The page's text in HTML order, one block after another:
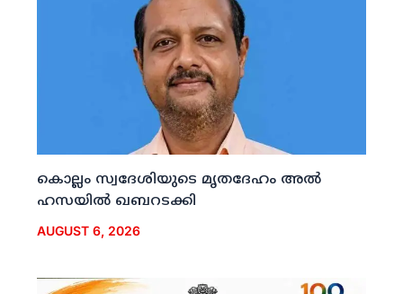
കൊല്ലം സ്വദേശിയുടെ മൃതദേഹം അല്‍
ഹസയില്‍ ഖബറടക്കി
AUGUST 6, 2026